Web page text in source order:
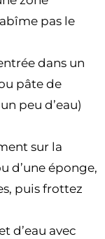
pas le
dans un
pâte de
peu d’eau)
sur la
d’une éponge,
puis frottez
d’eau avec